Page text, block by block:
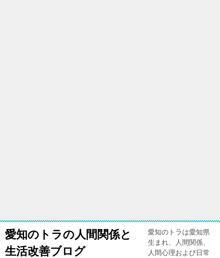
愛知のトラの人間関係と
生活改善ブログ
愛知のトラは愛知県
生まれ、人間関係、
人間心理および日常